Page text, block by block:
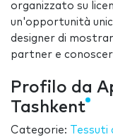
organizzato su
un'opportunità
designer di
partner e
Profilo da
Tashkent
Categorie: